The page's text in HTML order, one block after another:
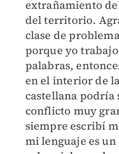
extrañamiento
del territorio.
clase de
porque yo
palabras,
en el interior de
castellana podría
conflicto muy
siempre escribí
mi lenguaje es